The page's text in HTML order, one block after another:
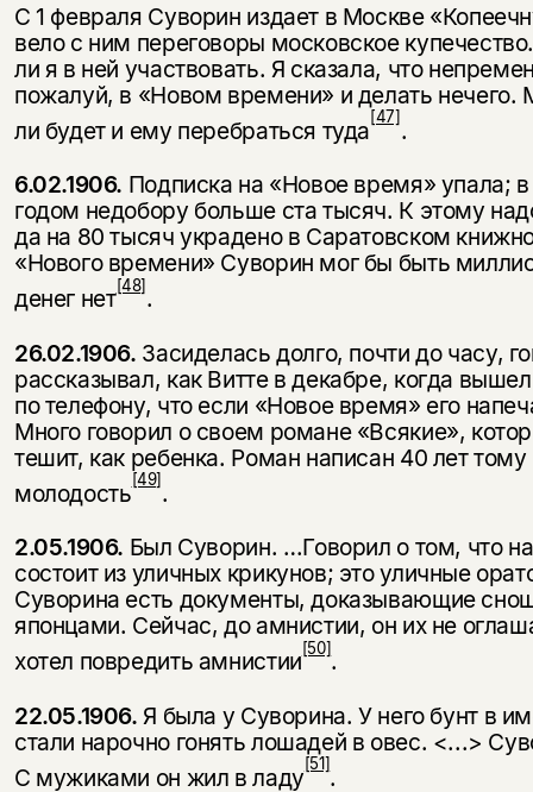
С 1 февраля Суворин издает в Москве
вело с ним переговоры московское
ли я в ней участвовать. Я сказала, что
пожалуй, в «Новом времени» и делать нечего.
ли будет и ему перебраться туда[47].
6.02.1906. Подписка на «Новое время» упала;
годом недобору больше ста тысяч. К этому
да на 80 тысяч украдено в Саратовском
«Нового времени» Суворин мог бы быть
денег нет[48].
26.02.1906. Засиделась долго, почти до часу,
рассказывал, как Витте в декабре, когда
по телефону, что если «Новое время» его
Много говорил о своем романе «Всякие»,
тешит, как ребенка. Роман написан 40 лет
молодость[49].
2.05.1906. Был Суворин. …Говорил о том, что
состоит из уличных крикунов; это уличные
Суворина есть документы, доказывающие
японцами. Сейчас, до амнистии, он их не
хотел повредить амнистии[50].
22.05.1906.Я была у Суворина. У него бунт в
стали нарочно гонять лошадей в овес. <...>
С мужиками он жил в ладу[51].